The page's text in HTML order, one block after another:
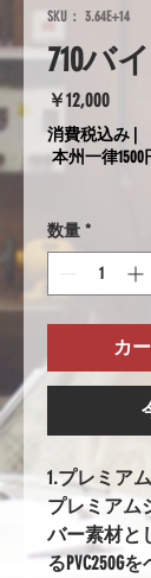
SKU： 3.64E+14
710バ
￥12,000価
格
消費税込み
本州一律
数量 *
カ
1.プレミア
プレミアム
バー素材と
るPVC250G